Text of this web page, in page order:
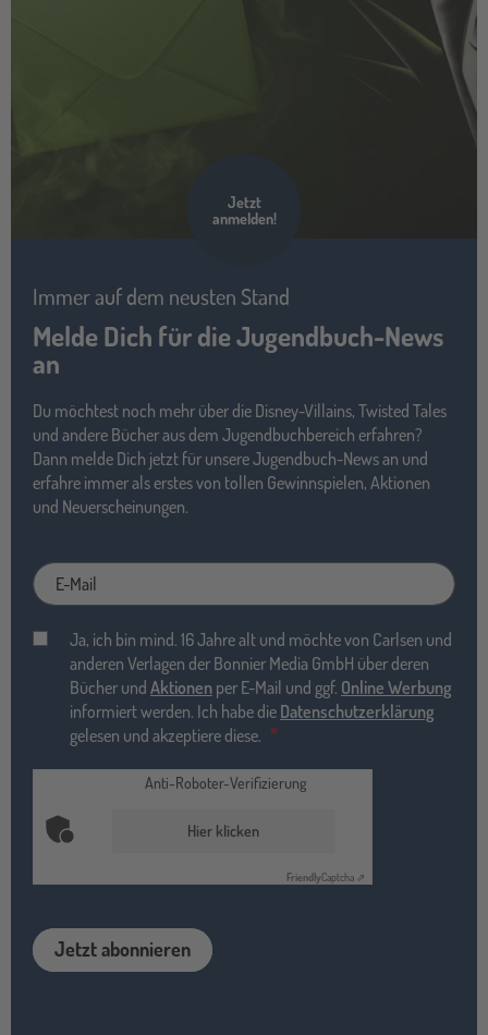
Jetzt
anmelden!
Immer auf dem neusten Stand
Melde Dich für die Jugendbuch-News
an
Du möchtest noch mehr über die Disney-Villains, Twisted Tales
und andere Bücher aus dem Jugendbuchbereich erfahren?
Dann melde Dich jetzt für unsere Jugendbuch-News an und
erfahre immer als erstes von tollen Gewinnspielen, Aktionen
und Neuerscheinungen.
E-
Mail
Ja, ich bin mind. 16 Jahre alt und möchte von Carlsen und
anderen Verlagen der Bonnier Media GmbH über deren
Bücher und Aktionen per E-Mail und ggf. Online Werbung
informiert werden. Ich habe die Datenschutzerklärung
gelesen und akzeptiere diese.
Anti-Roboter-Verifizierung
Hier klicken
FriendlyCaptcha ⇗
Jetzt abonnieren